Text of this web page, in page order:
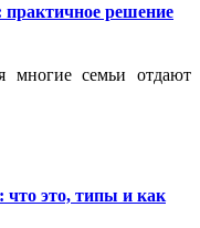
решение
многие семьи отдают
что это, типы и как